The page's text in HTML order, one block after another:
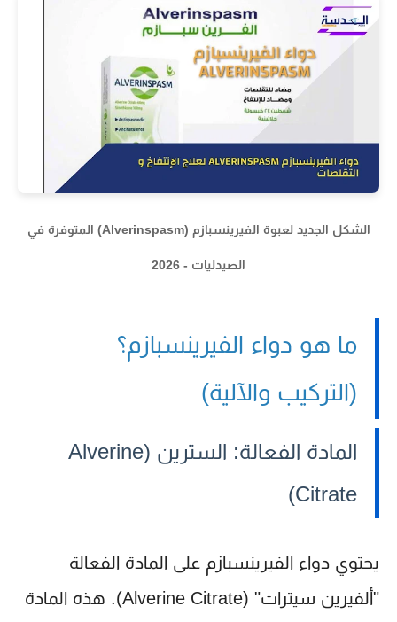
الشكل الجديد لعبوة الفيرينسبازم (Alverinspasm) المتوفرة في
الصيدليات - 2026
ما هو دواء الفيرينسبازم؟
(التركيب والآلية)
المادة الفعالة: السترين (Alverine
Citrate)
يحتوي دواء الفيرينسبازم على المادة الفعالة
"ألفيرين سيترات" (Alverine Citrate). هذه المادة